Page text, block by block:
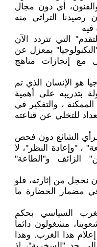
أي دون مجال
رصيدنا التراثي منه
فيه
التي تتردد الآن
بمعزل عن
مع إنجازات مناهج
هو الإنسان الذي تم
بتدريبه على أهمية
الممكنة ، والتفكير في
للتخلي عن قناعته
الشائع دون فحص
، "وإعادة النظر"، لا
الزائف و"الطاعة"
نخجل من إثارته، فلو
مضمار الحضارة ما
السياسي بحكم
مشغولون دائماً
هذا الغرب. وهذا